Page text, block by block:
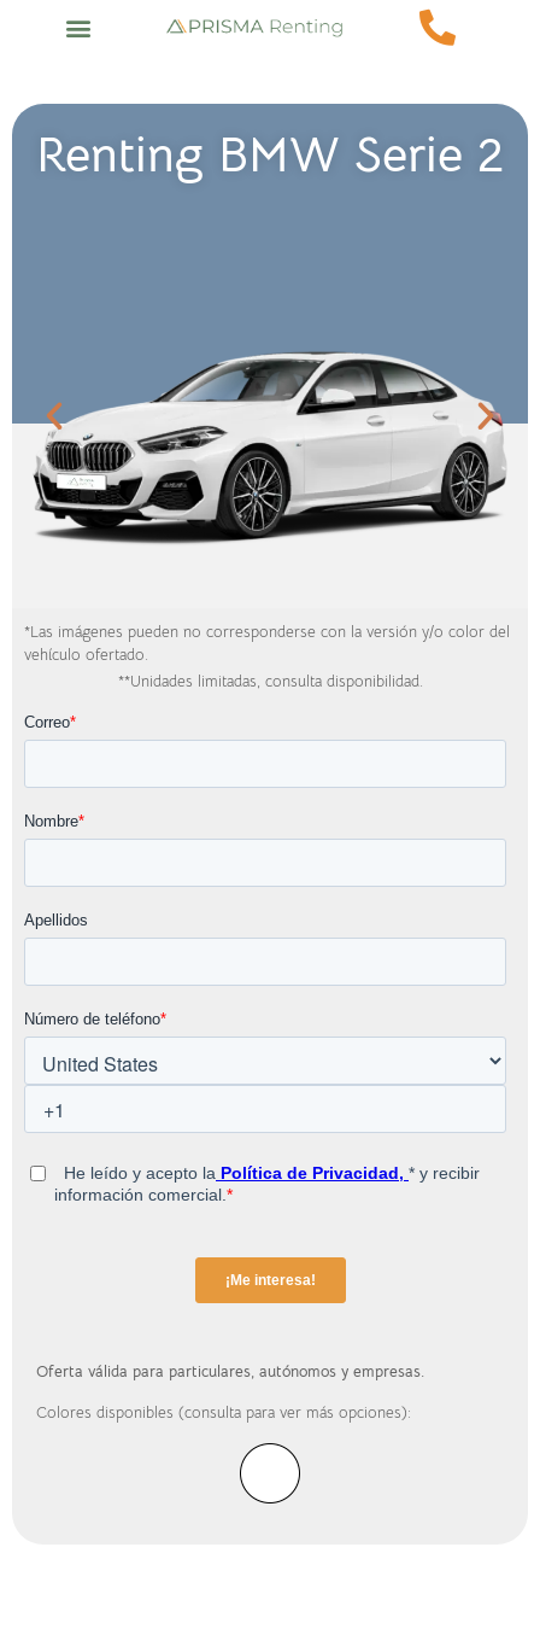
Renting BMW Serie 2
*Las imágenes pueden no corresponderse con la versión y/o color del
vehículo ofertado.
**Unidades limitadas, consulta disponibilidad.
Oferta válida para particulares, autónomos y empresas.
Colores disponibles (consulta para ver más opciones):